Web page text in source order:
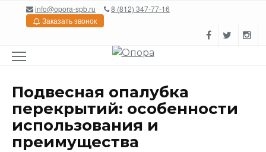
Перейтиinfo@opora-spb.ru
8 (812) 347-77-16
Заказать звонок
Подвесная опалубка
перекрытий: особенности
использования и
преимущества